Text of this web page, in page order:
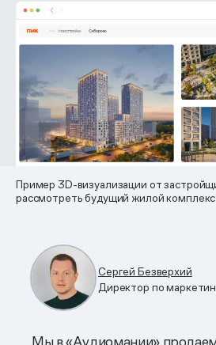
Пример 3D-визуализации от
рассмотреть будущий жилой комплекс
Сергей Безверхий
Директор по